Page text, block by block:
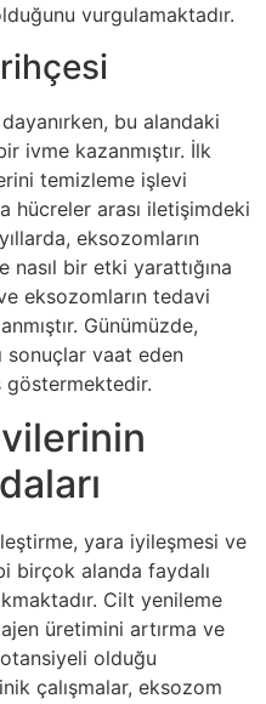
vurgulamaktadır.
bu alandaki
ivme kazanmıştır. İlk
temizleme işlevi
hücreler arası iletişimdeki
eksozomların
nasıl bir etki yarattığına
eksozomların tedavi
Günümüzde,
sonuçlar vaat eden
göstermektedir.
yara iyileşmesi ve
birçok alanda faydalı
Cilt yenileme
üretimini artırma ve
olduğu
çalışmalar, eksozom